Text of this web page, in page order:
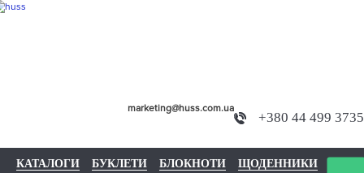
+380 44 499 3735
marketing@huss.com.ua
КАТАЛОГИ БУКЛЕТИ БЛОКНОТИ
ЩОДЕННИКИ